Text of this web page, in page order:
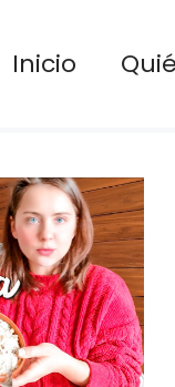
Inicio